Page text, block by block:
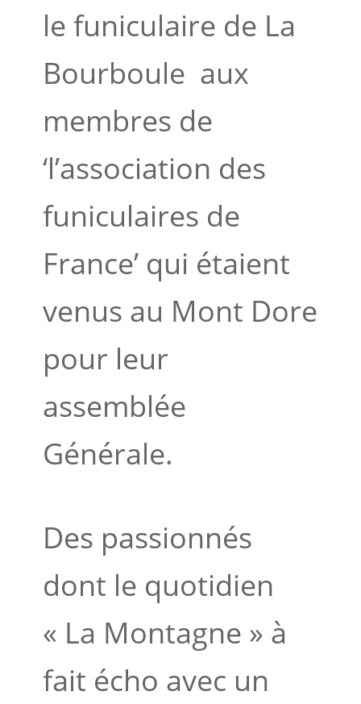
le funiculaire de La
Bourboule aux
membres de
‘l’association des
funiculaires de
France’ qui étaient
venus au Mont Dore
pour leur
assemblée
Générale.
Des passionnés
dont le quotidien
« La Montagne » à
fait écho avec un